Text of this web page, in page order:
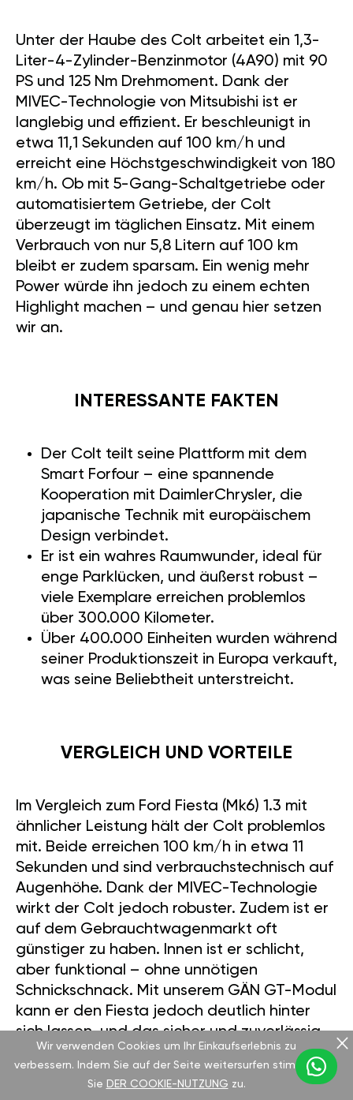
Unter der Haube des Colt arbeitet ein 1,3-
Liter-4-Zylinder-Benzinmotor (4A90) mit 90
PS und 125 Nm Drehmoment. Dank der
MIVEC-Technologie von Mitsubishi ist er
langlebig und effizient. Er beschleunigt in
etwa 11,1 Sekunden auf 100 km/h und
erreicht eine Höchstgeschwindigkeit von 180
km/h. Ob mit 5-Gang-Schaltgetriebe oder
automatisiertem Getriebe, der Colt
überzeugt im täglichen Einsatz. Mit einem
Verbrauch von nur 5,8 Litern auf 100 km
bleibt er zudem sparsam. Ein wenig mehr
Power würde ihn jedoch zu einem echten
Highlight machen – und genau hier setzen
wir an.
INTERESSANTE FAKTEN
Der Colt teilt seine Plattform mit dem
Smart Forfour – eine spannende
Kooperation mit DaimlerChrysler, die
japanische Technik mit europäischem
Design verbindet.
Er ist ein wahres Raumwunder, ideal für
enge Parklücken, und äußerst robust –
viele Exemplare erreichen problemlos
über 300.000 Kilometer.
Über 400.000 Einheiten wurden während
seiner Produktionszeit in Europa verkauft,
was seine Beliebtheit unterstreicht.
VERGLEICH UND VORTEILE
Im Vergleich zum Ford Fiesta (Mk6) 1.3 mit
ähnlicher Leistung hält der Colt problemlos
mit. Beide erreichen 100 km/h in etwa 11
Sekunden und sind verbrauchstechnisch auf
Augenhöhe. Dank der MIVEC-Technologie
wirkt der Colt jedoch robuster. Zudem ist er
auf dem Gebrauchtwagenmarkt oft
günstiger zu haben. Innen ist er schlicht,
aber funktional – ohne unnötigen
Schnickschnack. Mit unserem GÄN GT-Modul
kann er den Fiesta jedoch deutlich hinter
sich lassen, und das sicher und zuverlässig.
Wir verwenden Cookies um Ihr Einkaufserlebnis zu
verbessern. Indem Sie auf der Seite weitersurfen stimmen
Sie DER COOKIE-NUTZUNG zu.